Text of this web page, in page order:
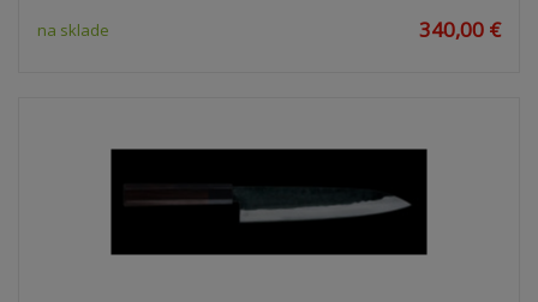
na sklade 340,00 €